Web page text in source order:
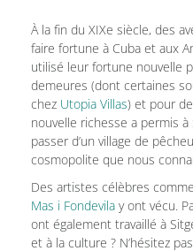
À la fin du XIXe siècle, des
faire fortune à Cuba et aux
utilisé leur fortune nouvelle
demeures (dont certaines
chez Utopia Villas) et pour
nouvelle richesse a permis
passer d’un village de
cosmopolite que nous
Des artistes célèbres comme
Mas i Fondevila y ont vécu.
ont également travaillé à
et à la culture ? N’hésitez